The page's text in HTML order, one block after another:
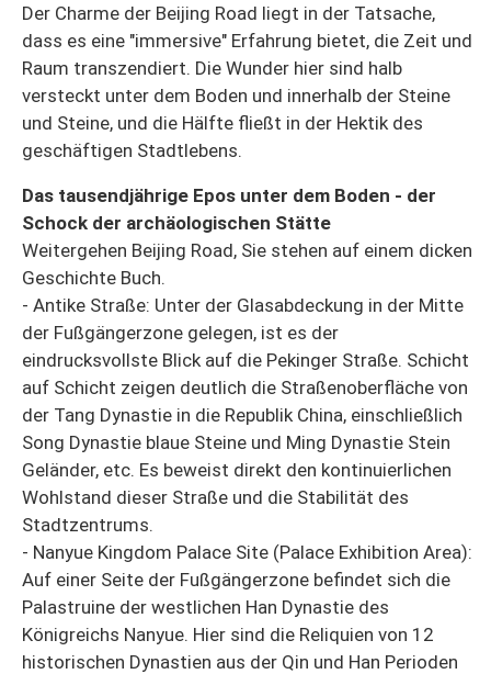
Der Charme der Beijing Road liegt in der Tatsache,
dass es eine "immersive" Erfahrung bietet, die Zeit und
Raum transzendiert. Die Wunder hier sind halb
versteckt unter dem Boden und innerhalb der Steine
und Steine, und die Hälfte fließt in der Hektik des
geschäftigen Stadtlebens.
Das tausendjährige Epos unter dem Boden - der
Schock der archäologischen Stätte
Weitergehen Beijing Road, Sie stehen auf einem dicken
Geschichte Buch.
- Antike Straße: Unter der Glasabdeckung in der Mitte
der Fußgängerzone gelegen, ist es der
eindrucksvollste Blick auf die Pekinger Straße. Schicht
auf Schicht zeigen deutlich die Straßenoberfläche von
der Tang Dynastie in die Republik China, einschließlich
Song Dynastie blaue Steine und Ming Dynastie Stein
Geländer, etc. Es beweist direkt den kontinuierlichen
Wohlstand dieser Straße und die Stabilität des
Stadtzentrums.
- Nanyue Kingdom Palace Site (Palace Exhibition Area):
Auf einer Seite der Fußgängerzone befindet sich die
Palastruine der westlichen Han Dynastie des
Königreichs Nanyue. Hier sind die Reliquien von 12
historischen Dynastien aus der Qin und Han Perioden